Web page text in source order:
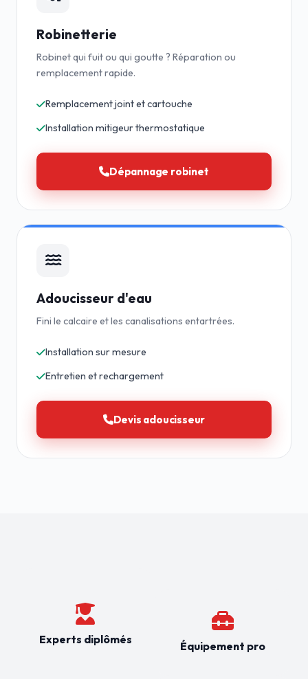
Robinetterie
Robinet qui fuit ou qui goutte ? Réparation ou
remplacement rapide.
Remplacement joint et cartouche
Installation mitigeur thermostatique
Dépannage robinet
Adoucisseur d'eau
Fini le calcaire et les canalisations entartrées.
Installation sur mesure
Entretien et rechargement
Devis adoucisseur
Experts diplômés Équipement pro